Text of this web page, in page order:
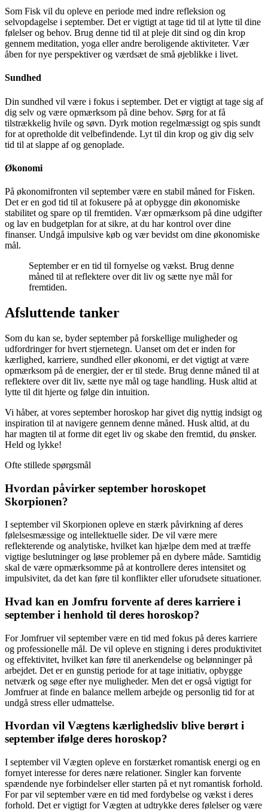
Som Fisk vil du opleve en periode med indre refleksion og
selvopdagelse i september. Det er vigtigt at tage tid til at lytte til dine
følelser og behov. Brug denne tid til at pleje dit sind og din krop
gennem meditation, yoga eller andre beroligende aktiviteter. Vær
åben for nye perspektiver og værdsæt de små øjeblikke i livet.
Sundhed
Din sundhed vil være i fokus i september. Det er vigtigt at tage sig af
dig selv og være opmærksom på dine behov. Sørg for at få
tilstrækkelig hvile og søvn. Dyrk motion regelmæssigt og spis sundt
for at opretholde dit velbefindende. Lyt til din krop og giv dig selv
tid til at slappe af og genoplade.
Økonomi
På økonomifronten vil september være en stabil måned for Fisken.
Det er en god tid til at fokusere på at opbygge din økonomiske
stabilitet og spare op til fremtiden. Vær opmærksom på dine udgifter
og lav en budgetplan for at sikre, at du har kontrol over dine
finanser. Undgå impulsive køb og vær bevidst om dine økonomiske
mål.
September er en tid til fornyelse og vækst. Brug denne
måned til at reflektere over dit liv og sætte nye mål for
fremtiden.
Afsluttende tanker
Som du kan se, byder september på forskellige muligheder og
udfordringer for hvert stjernetegn. Uanset om det er inden for
kærlighed, karriere, sundhed eller økonomi, er det vigtigt at være
opmærksom på de energier, der er til stede. Brug denne måned til at
reflektere over dit liv, sætte nye mål og tage handling. Husk altid at
lytte til dit hjerte og følge din intuition.
Vi håber, at vores september horoskop har givet dig nyttig indsigt og
inspiration til at navigere gennem denne måned. Husk altid, at du
har magten til at forme dit eget liv og skabe den fremtid, du ønsker.
Held og lykke!
Ofte stillede spørgsmål
Hvordan påvirker september horoskopet
Skorpionen?
I september vil Skorpionen opleve en stærk påvirkning af deres
følelsesmæssige og intellektuelle sider. De vil være mere
reflekterende og analytiske, hvilket kan hjælpe dem med at træffe
vigtige beslutninger og løse problemer på en dybere måde. Samtidig
skal de være opmærksomme på at kontrollere deres intensitet og
impulsivitet, da det kan føre til konflikter eller uforudsete situationer.
Hvad kan en Jomfru forvente af deres karriere i
september i henhold til deres horoskop?
For Jomfruer vil september være en tid med fokus på deres karriere
og professionelle mål. De vil opleve en stigning i deres produktivitet
og effektivitet, hvilket kan føre til anerkendelse og belønninger på
arbejdet. Det er en gunstig periode for at tage initiativ, opbygge
netværk og søge efter nye muligheder. Men det er også vigtigt for
Jomfruer at finde en balance mellem arbejde og personlig tid for at
undgå stress eller udmattelse.
Hvordan vil Vægtens kærlighedsliv blive berørt i
september ifølge deres horoskop?
I september vil Vægten opleve en forstærket romantisk energi og en
fornyet interesse for deres nære relationer. Singler kan forvente
spændende nye forbindelser eller starten på et nyt romantisk forhold.
For par vil september være en tid med fordybelse og vækst i deres
forhold. Det er vigtigt for Vægten at udtrykke deres følelser og være